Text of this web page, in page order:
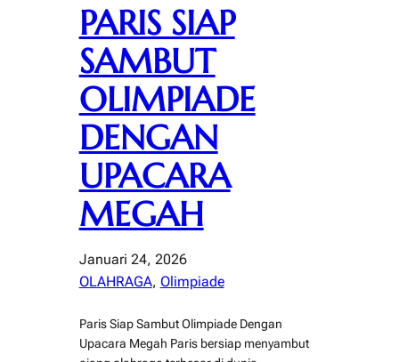
PARIS SIAP
SAMBUT
OLIMPIADE
DENGAN
UPACARA
MEGAH
Januari 24, 2026
OLAHRAGA, Olimpiade
Paris Siap Sambut Olimpiade Dengan
Upacara Megah Paris bersiap menyambut